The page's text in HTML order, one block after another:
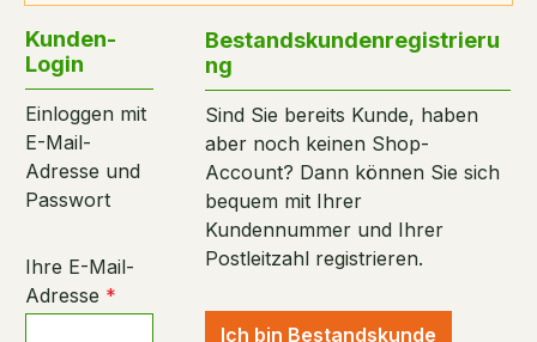
Kunden-
Login
Einloggen mit
E-Mail-
Adresse und
Passwort
Ihre E-Mail-
Adresse *
Bestandskundenregistrieru
ng
Sind Sie bereits Kunde, haben
aber noch keinen Shop-
Account? Dann können Sie sich
bequem mit Ihrer
Kundennummer und Ihrer
Postleitzahl registrieren.
Ich bin Bestandskunde